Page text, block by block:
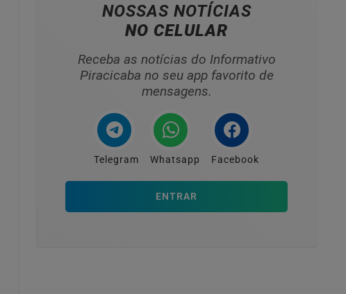
NOSSAS NOTÍCIAS
NO CELULAR
Receba as notícias do Informativo
Piracicaba no seu app favorito de
mensagens.
Telegram Whatsapp Facebook
ENTRAR